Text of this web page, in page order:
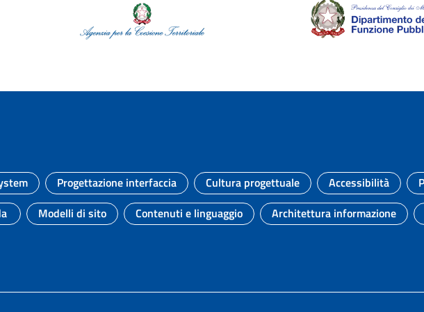
Argomento:
Progettazione interfaccia
Argomento:
Cultura progettuale
Argomento:
Accessibilità
Argomento:
Modelli di sito
Argomento:
Contenuti e linguaggio
Argomento:
Architettura informazione